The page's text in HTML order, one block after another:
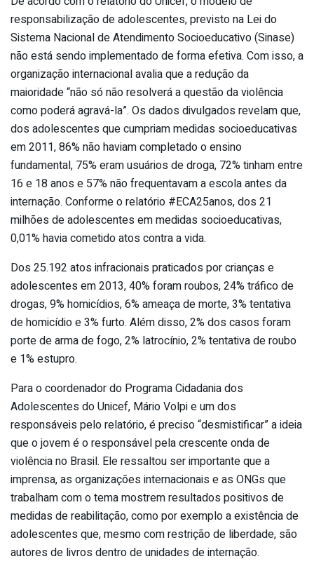
responsabilização de adolescentes, previsto na Lei do
Sistema Nacional de Atendimento Socioeducativo (Sinase)
não está sendo implementado de forma efetiva. Com isso, a
organização internacional avalia que a redução da
maioridade “não só não resolverá a questão da violência
como poderá agravá-la”. Os dados divulgados revelam que,
dos adolescentes que cumpriam medidas socioeducativas
em 2011, 86% não haviam completado o ensino
fundamental, 75% eram usuários de droga, 72% tinham entre
16 e 18 anos e 57% não frequentavam a escola antes da
internação. Conforme o relatório #ECA25anos, dos 21
milhões de adolescentes em medidas socioeducativas,
0,01% havia cometido atos contra a vida.
Dos 25.192 atos infracionais praticados por crianças e
adolescentes em 2013, 40% foram roubos, 24% tráfico de
drogas, 9% homicídios, 6% ameaça de morte, 3% tentativa
de homicídio e 3% furto. Além disso, 2% dos casos foram
porte de arma de fogo, 2% latrocínio, 2% tentativa de roubo
e 1% estupro.
Para o coordenador do Programa Cidadania dos
Adolescentes do Unicef, Mário Volpi e um dos
responsáveis pelo relatório, é preciso “desmistificar” a ideia
que o jovem é o responsável pela crescente onda de
violência no Brasil. Ele ressaltou ser importante que a
imprensa, as organizações internacionais e as ONGs que
trabalham com o tema mostrem resultados positivos de
medidas de reabilitação, como por exemplo a existência de
adolescentes que, mesmo com restrição de liberdade, são
autores de livros dentro de unidades de internação.